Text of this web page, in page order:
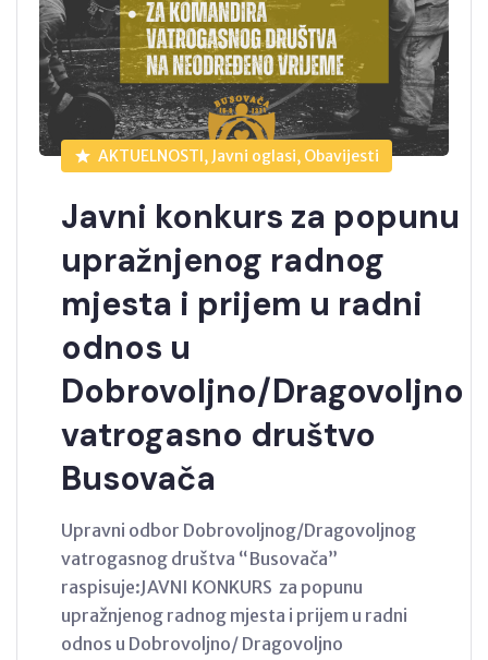
AKTUELNOSTI, Javni oglasi, Obavijesti
Javni konkurs za popunu
upražnjenog radnog
mjesta i prijem u radni
odnos u
Dobrovoljno/Dragovoljno
vatrogasno društvo
Busovača
Upravni odbor Dobrovoljnog/Dragovoljnog
vatrogasnog društva “Busovača”
raspisuje:JAVNI KONKURS za popunu
upražnjenog radnog mjesta i prijem u radni
odnos u Dobrovoljno/ Dragovoljno